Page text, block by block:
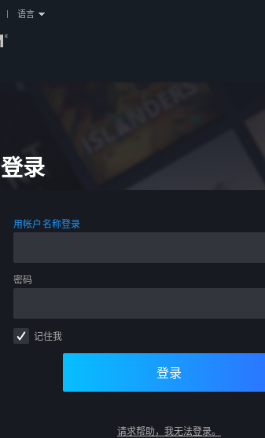
语言
登录
用帐户名称登录
密码
记住我
登录
请求帮助，我无法登录。